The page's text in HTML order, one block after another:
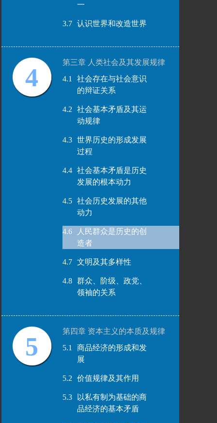
一
3.7 认识世界和改造世界
4
第三章 人类社会及其发展规律
4.1
社会存在与社会意识
的辩证关系
4.2
社会基本矛盾及其运
动规律
4.3
世界历史的形成发展
过程
4.4
社会基本矛盾是历史
发展的根本动力
4.5
社会历史发展的其他
动力
4.6
人民群众是历史的创
造者
4.7 文明及其多样性
4.8
群众、阶级、政党、
领袖的关系
5
第四章 资本主义的本质及规律
5.1
商品经济的形成和发
展
5.2 价值规律及其作用
5.3
以私有制为基础的商
品经济的基本矛盾